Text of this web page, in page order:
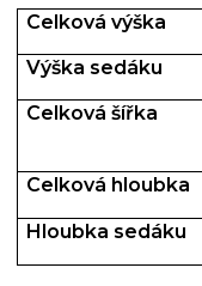
Celková výška
Výška sedáku
Celková šířka
Celková hloubka
Hloubka sedáku